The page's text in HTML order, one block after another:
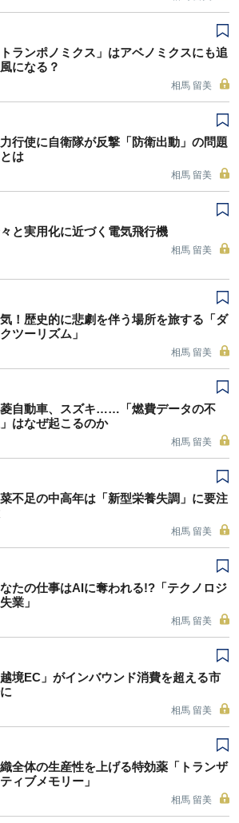
トランポノミクス」はアベノミクスにも追
になる？
相馬 留美
行使に自衛隊が反撃「防衛出動」の問題
は
相馬 留美
と実用化に近づく電気飛行機
相馬 留美
気！歴史的に悲劇を伴う場所を旅する「ダ
ツーリズム」
相馬 留美
自動車、スズキ……「燃費データの不
はなぜ起こるのか
相馬 留美
不足の中高年は「新型栄養失調」に要注
相馬 留美
たの仕事はAIに奪われる!?「テクノロジ
業」
相馬 留美
越境EC」がインバウンド消費を超える市
相馬 留美
全体の生産性を上げる特効薬「トランザ
ィブメモリー」
相馬 留美